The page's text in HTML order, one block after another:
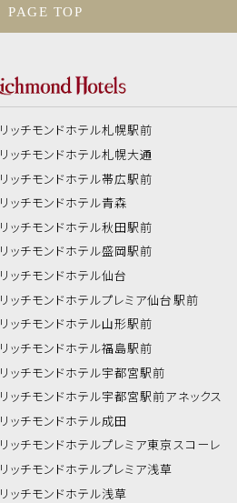
PAGE TOP
リッチモンドホテル札幌駅前
リッチモンドホテル札幌大通
リッチモンドホテル帯広駅前
リッチモンドホテル青森
リッチモンドホテル秋田駅前
リッチモンドホテル盛岡駅前
リッチモンドホテル仙台
リッチモンドホテルプレミア仙台駅前
リッチモンドホテル山形駅前
リッチモンドホテル福島駅前
リッチモンドホテル宇都宮駅前
リッチモンドホテル宇都宮駅前アネックス
リッチモンドホテル成田
リッチモンドホテルプレミア東京スコーレ
リッチモンドホテルプレミア浅草
リッチモンドホテル浅草